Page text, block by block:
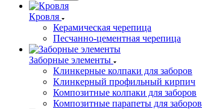
Кровля
Керамическая черепица
Песчанно-цементная черепица
Заборные элементы
Клинкерные колпаки для заборов
Клинкерный профильный кирпич
Композитные колпаки для заборов
Композитные парапеты для заборов